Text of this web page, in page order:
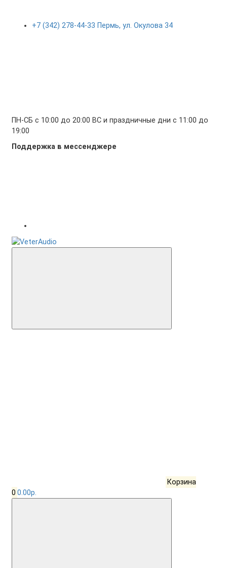
+7 (342) 278-44-33 Пермь, ул. Окулова 34
ПН-СБ с 10:00 до 20:00 ВС и праздничные дни с 11:00 до
19:00
Поддержка в мессенджере
Корзина
0 0.00р.